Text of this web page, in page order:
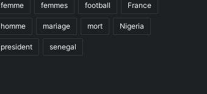
femme femmes football France
homme mariage mort Nigeria
president senegal